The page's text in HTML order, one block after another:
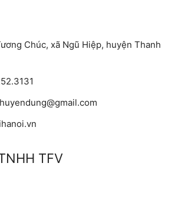
Chúc, xã Ngũ Hiệp, huyện Thanh
TFV